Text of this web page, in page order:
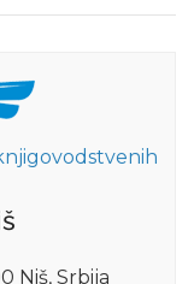
Niš, Srbija